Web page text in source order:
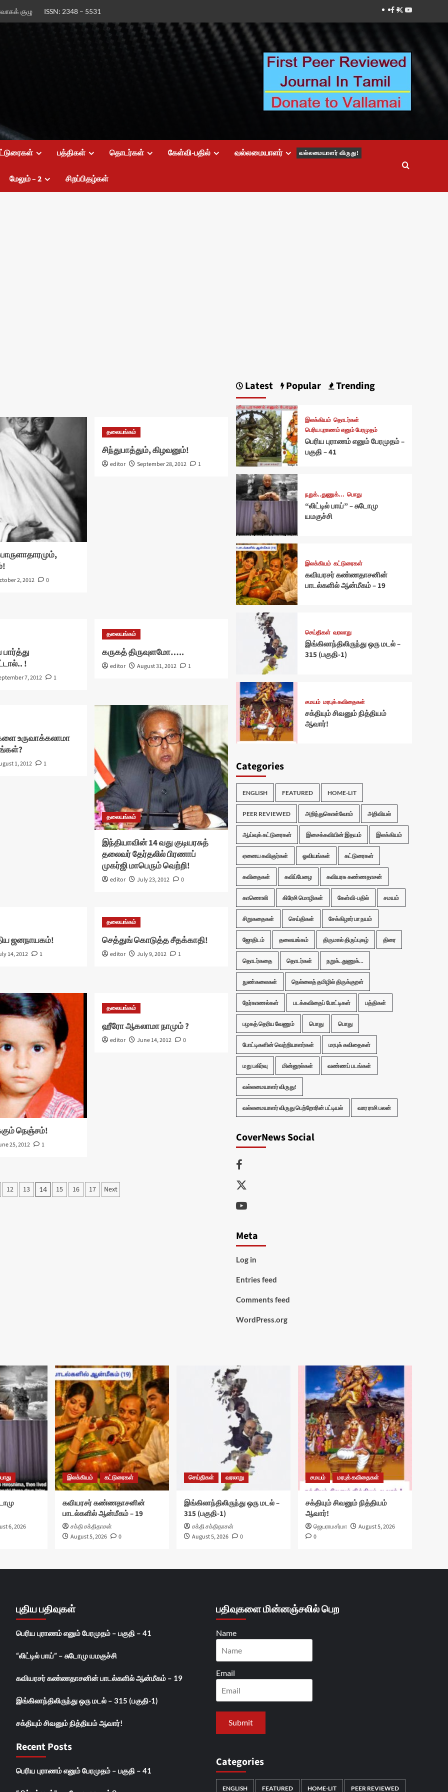
குழு ISSN: 2348 – 5531 Facebook
TwitterYoutube
பத்திகள் தொடர்கள் கேள்வி-பதில் வல்லமையாளர் வல்லமையாளர் விருது!
மேலும் – 2 சிறப்பிதழ்கள்
2, 2012 0
தலையங்கம்
சிந்துபாத்தும், கிழவனும்!
editor September 28, 2012 1
பார்த்து
!
7, 2012 1
தலையங்கம்
கருகத் திருவுளமோ…..
editor August 31, 2012 1
உருவாக்கலாமா
1, 2012 1
தலையங்கம்
இந்தியாவின் 14 வது குடியரசுத்
தலைவர் தேர்தலில் பிரணாப்
முகர்ஜி மாபெரும் வெற்றி!
editor July 23, 2012 0
ஜனநாயகம்!
14, 2012 1
தலையங்கம்
செத்துங் கொடுத்த சீதக்காதி!
editor July 9, 2012 1
நெஞ்சம்!
25, 2012 1
தலையங்கம்
ஹீரோ ஆகலாமா நாமும் ?
editor June 14, 2012 0
12 13 14 15 16 17 Next
Latest Popular Trending
இலக்கியம் தொடர்கள்
பெரிய புராணம் எனும் பேரமுதம்
பெரிய புராணம் எனும் பேரமுதம் –
பகுதி – 41
நறுக்..துணுக்... பொது
“லிட்டில் பாய்” – சுடோமு
யமகுச்சி
இலக்கியம் கட்டுரைகள்
கவியரசர் கண்ணதாசனின்
பாடல்களில் ஆன்மீகம் – 19
செய்திகள் வரலாறு
இங்கிலாந்திலிருந்து ஒரு மடல் –
315 (பகுதி-1)
சமயம் மரபுக் கவிதைகள்
சக்தியும் சிவனும் நித்தியம்
ஆவார்!
Categories
ENGLISH FEATURED HOME-LIT
PEER REVIEWED அறிந்துகொள்வோம் அறிவியல்
ஆய்வுக் கட்டுரைகள் இசைக்கவியின் இதயம் இலக்கியம்
ஏனைய கவிஞர்கள் ஓவியங்கள் கட்டுரைகள்
கவிதைகள் கவிப்பேழை கவியரசு கண்ணதாசன்
காணொலி கிரேசி மொழிகள் கேள்வி-பதில் சமயம்
சிறுகதைகள் செய்திகள் சேக்கிழார் பா நயம்
ஜோதிடம் தலையங்கம் திருமால் திருப்புகழ் திரை
தொடர்கதை தொடர்கள் நறுக்..துணுக்...
நுண்கலைகள் நெல்லைத் தமிழில் திருக்குறள்
நேர்காணல்கள் படக்கவிதைப் போட்டிகள் பத்திகள்
பழகத் தெரிய வேணும் பொது பொது
போட்டிகளின் வெற்றியாளர்கள் மரபுக் கவிதைகள்
மறு பகிர்வு மின்னூல்கள் வண்ணப் படங்கள்
வல்லமையாளர் விருது!
வல்லமையாளர் விருது பெற்றோரின் பட்டியல் வார ராசி பலன்
CoverNews Social
Facebook
Twitter
Youtube
Meta
Log in
Entries feed
Comments feed
WordPress.org
6, 2026
இலக்கியம் கட்டுரைகள்
கவியரசர் கண்ணதாசனின்
பாடல்களில் ஆன்மீகம் – 19
சக்தி சக்திதாசன்
August 5, 2026
0
செய்திகள் வரலாறு
இங்கிலாந்திலிருந்து ஒரு மடல் –
315 (பகுதி-1)
சக்தி சக்திதாசன்
August 5, 2026
0
சமயம் மரபுக் கவிதைகள்
சக்தியும் சிவனும் நித்தியம்
ஆவார்!
ஜெயராமசர்மா
August 5, 2026
0
புதிய பதிவுகள்
பெரிய புராணம் எனும் பேரமுதம் – பகுதி – 41
“லிட்டில் பாய்” – சுடோமு யமகுச்சி
கவியரசர் கண்ணதாசனின் பாடல்களில் ஆன்மீகம் – 19
இங்கிலாந்திலிருந்து ஒரு மடல் – 315 (பகுதி-1)
சக்தியும் சிவனும் நித்தியம் ஆவார்!
Recent Posts
பெரிய புராணம் எனும் பேரமுதம் – பகுதி – 41
பதிவுகளை மின்னஞ்சலில் பெற
Name
Email
Categories
ENGLISH FEATURED HOME-LIT PEER REVIEWED